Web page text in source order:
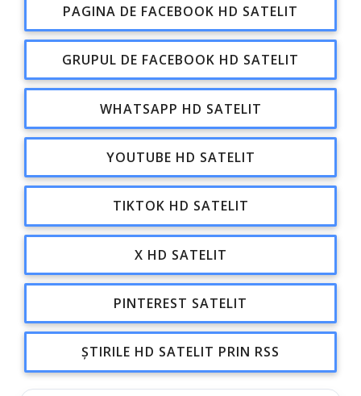
PAGINA DE FACEBOOK HD SATELIT
GRUPUL DE FACEBOOK HD SATELIT
WHATSAPP HD SATELIT
YOUTUBE HD SATELIT
TIKTOK HD SATELIT
X HD SATELIT
PINTEREST SATELIT
ȘTIRILE HD SATELIT PRIN RSS